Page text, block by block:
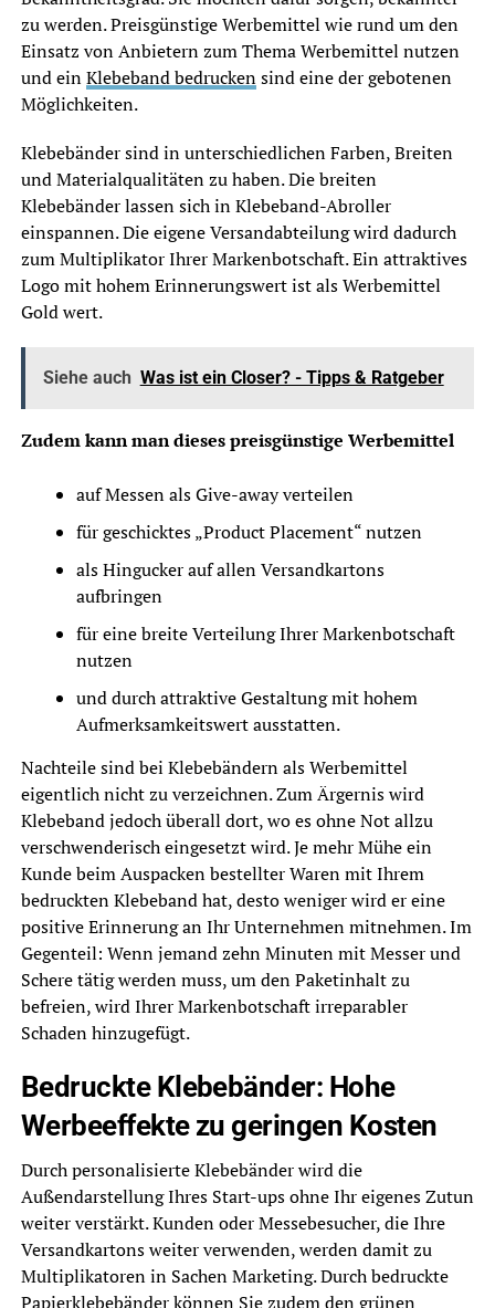
zu werden. Preisgünstige Werbemittel wie rund um den
Einsatz von Anbietern zum Thema Werbemittel nutzen
und einKlebeband bedruckensind eine der gebotenen
Möglichkeiten.
Klebebänder sind in unterschiedlichen Farben, Breiten
und Materialqualitäten zu haben. Die breiten
Klebebänder lassen sich in Klebeband-Abroller
einspannen. Die eigene Versandabteilung wird dadurch
zum Multiplikator Ihrer Markenbotschaft. Ein attraktives
Logo mit hohem Erinnerungswert ist als Werbemittel
Gold wert.
Siehe auch Was ist ein Closer? - Tipps & Ratgeber
Zudem kann man dieses preisgünstige Werbemittel
auf Messen als Give-away verteilen
für geschicktes „Product Placement“ nutzen
als Hingucker auf allen Versandkartons
aufbringen
für eine breite Verteilung Ihrer Markenbotschaft
nutzen
und durch attraktive Gestaltung mit hohem
Aufmerksamkeitswert ausstatten.
Nachteile sind bei Klebebändern als Werbemittel
eigentlich nicht zu verzeichnen. Zum Ärgernis wird
Klebeband jedoch überall dort, wo es ohne Not allzu
verschwenderisch eingesetzt wird. Je mehr Mühe ein
Kunde beim Auspacken bestellter Waren mit Ihrem
bedruckten Klebeband hat, desto weniger wird er eine
positive Erinnerung an Ihr Unternehmen mitnehmen. Im
Gegenteil: Wenn jemand zehn Minuten mit Messer und
Schere tätig werden muss, um den Paketinhalt zu
befreien, wird Ihrer Markenbotschaft irreparabler
Schaden hinzugefügt.
Bedruckte Klebebänder: Hohe
Werbeeffekte zu geringen Kosten
Durch personalisierte Klebebänder wird die
Außendarstellung Ihres Start-ups ohne Ihr eigenes Zutun
weiter verstärkt. Kunden oder Messebesucher, die Ihre
Versandkartons weiter verwenden, werden damit zu
Multiplikatoren in Sachen Marketing. Durch bedruckte
Papierklebebänder können Sie zudem den grünen